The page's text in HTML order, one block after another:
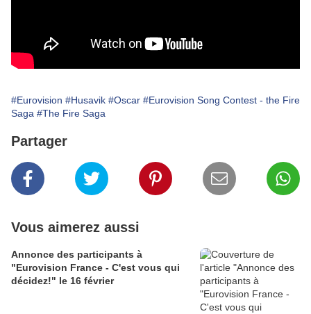
#Eurovision #Husavik #Oscar #Eurovision Song Contest - the Fire
Saga #The Fire Saga
Partager
Vous aimerez aussi
Annonce des participants à
"Eurovision France - C'est vous qui
décidez!" le 16 février